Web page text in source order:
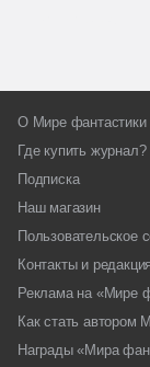
О Мире фантастики
Где купить журнал?
Подписка
Наш магазин
Пользовательское
Контакты и редакция
Реклама на «Мире
Как стать автором
Награды «Мира